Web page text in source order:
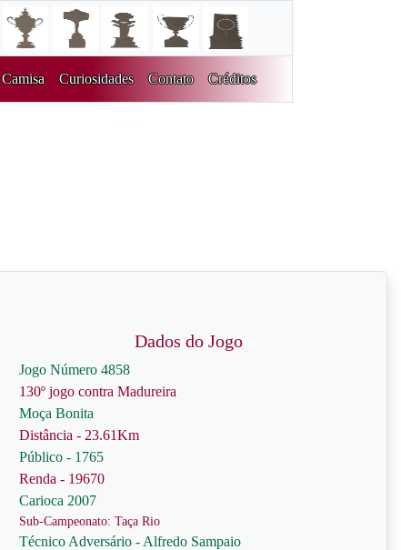
Camisa Curiosidades Contato Créditos
Dados do Jogo
Jogo Número 4858
130º jogo contra Madureira
Moça Bonita
Distância - 23.61Km
Público - 1765
Renda - 19670
Carioca 2007
Sub-Campeonato: Taça Rio
Técnico Adversário - Alfredo Sampaio